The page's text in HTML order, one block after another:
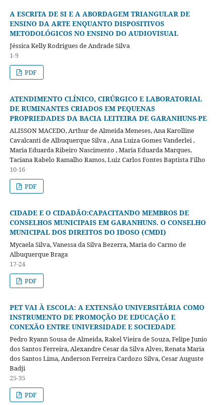
A ESCRITA DE SI E A ABORDAGEM TRIANGULAR DE
ENSINO DA ARTE ENQUANTO DISPOSITIVOS
METODOLÓGICOS NO ENSINO DO AUDIOVISUAL
Jéssica Kelly Rodrigues de Andrade Silva
1-9
PDF
ATENDIMENTO CLÍNICO, CIRÚRGICO E LABORATORIAL
DE RUMINANTES CRIADOS EM PEQUENAS
PROPRIEDADES DA BACIA LEITEIRA DE GARANHUNS-PE
ALISSON MACEDO, Arthur de Almeida Meneses, Ana Karolline
Cavalcanti de Albuquerque Silva , Ana Luiza Gomes Vanderlei ,
Maria Eduarda Ribeiro Nascimento , Maria Eduarda Marques,
Taciana Rabelo Ramalho Ramos, Luiz Carlos Fontes Baptista Filho
10-16
PDF
CIDADE E O CIDADÃO:CAPACITANDO MEMBROS DE
CONSELHOS MUNICIPAIS EM GARANHUNS. O CONSELHO
MUNICIPAL DOS DIREITOS DO IDOSO (CMDI)
Mycaela Silva, Vanessa da Silva Bezerra, Maria do Carmo de
Albuquerque Braga
17-24
PDF
PET VAI À ESCOLA: A EXTENSÃO UNIVERSITÁRIA COMO
INSTRUMENTO DE PROMOÇÃO DE EDUCAÇÃO E
CONEXÃO ENTRE UNIVERSIDADE E SOCIEDADE
Pedro Ryann Sousa de Almeida, Rakel Vieira de Souza, Felipe Junio
dos Santos Ferreira, Alexandre Cesar da Silva Alves, Renata Maria
dos Santos Lima, Anderson Ferreira Cardozo Silva, Cesar Auguste
Badji
25-35
PDF